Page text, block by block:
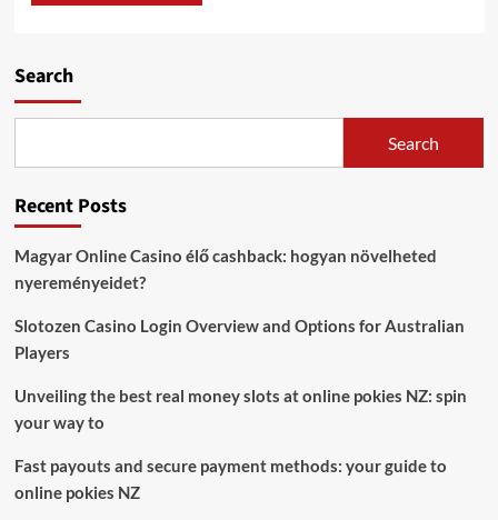
Search
Search
Recent Posts
Magyar Online Casino élő cashback: hogyan növelheted
nyereményeidet?
Slotozen Casino Login Overview and Options for Australian
Players
Unveiling the best real money slots at online pokies NZ: spin
your way to
Fast payouts and secure payment methods: your guide to
online pokies NZ